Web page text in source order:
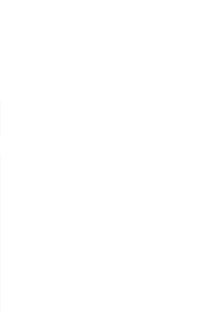
加快推动“十五五”时期退役